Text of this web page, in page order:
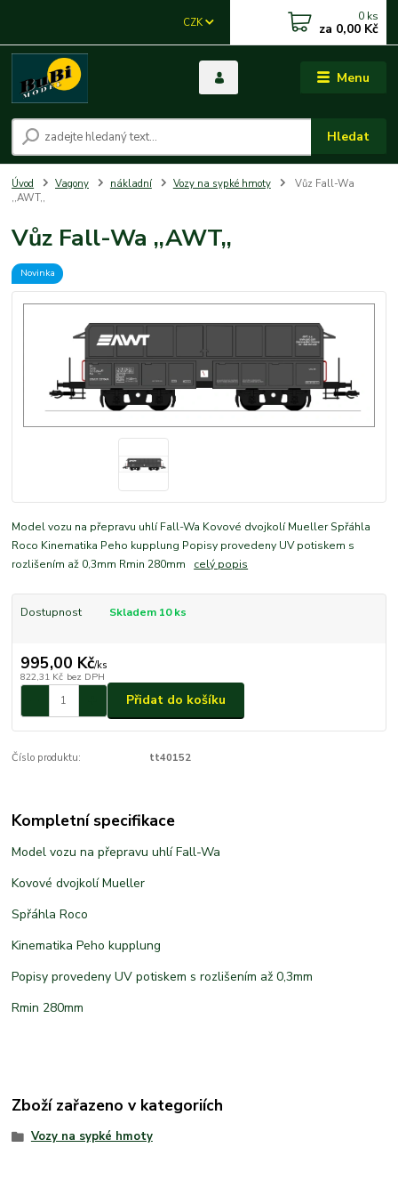
Menu
CZK
Hledat
0 ks
za 0,00 Kč
Úvod Vagony nákladní Vozy na sypké hmoty
Vůz Fall-Wa
,,AWT,,
Vůz Fall-Wa ,,AWT,,
Novinka
Model vozu na přepravu uhlí Fall-Wa Kovové dvojkolí Mueller Spřáhla
Roco Kinematika Peho kupplung Popisy provedeny UV potiskem s
rozlišením až 0,3mm Rmin 280mm celý popis
Dostupnost Skladem 10 ks
995,00 Kč/ks
822,31 Kč bez DPH
Přidat do košíku
Číslo produktu: tt40152
Kompletní specifikace
Model vozu na přepravu uhlí Fall-Wa
Kovové dvojkolí Mueller
Spřáhla Roco
Kinematika Peho kupplung
Popisy provedeny UV potiskem s rozlišením až 0,3mm
Rmin 280mm
Zboží zařazeno v kategoriích
Vozy na sypké hmoty